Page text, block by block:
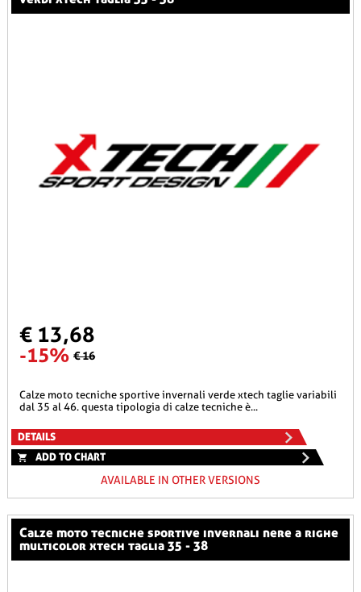
€ 13,68
-15% € 16
calze moto tecniche sportive invernali verde xtech taglie variabili
dal 35 al 46. questa tipologia di calze tecniche è...
DETAILS
ADD TO CHART
AVAILABLE IN OTHER VERSIONS
calze moto tecniche sportive invernali nere a righe
multicolor xtech taglia 35 - 38